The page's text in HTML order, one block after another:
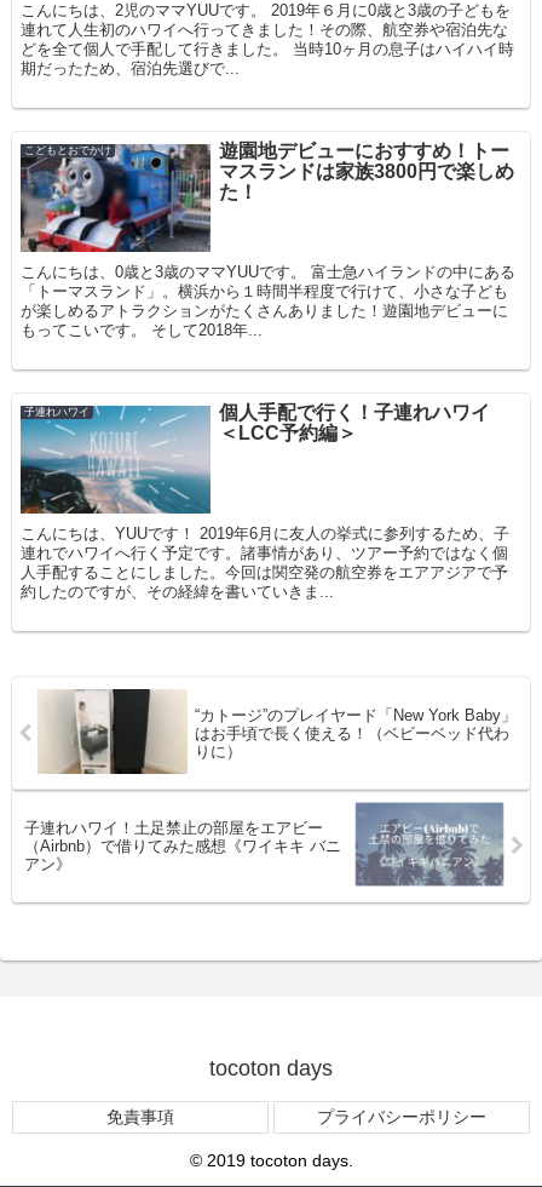
こんにちは、2児のママYUUです。 2019年６月に0歳と3歳の子どもを
連れて人生初のハワイへ行ってきました！その際、航空券や宿泊先な
どを全て個人で手配して行きました。 当時10ヶ月の息子はハイハイ時
期だったため、宿泊先選びで...
こどもとおでかけ
遊園地デビューにおすすめ！トー
マスランドは家族3800円で楽しめ
た！
こんにちは、0歳と3歳のママYUUです。 富士急ハイランドの中にある
「トーマスランド」。横浜から１時間半程度で行けて、小さな子ども
が楽しめるアトラクションがたくさんありました！遊園地デビューに
もってこいです。 そして2018年...
子連れハワイ
個人手配で行く！子連れハワイ
＜LCC予約編＞
こんにちは、YUUです！ 2019年6月に友人の挙式に参列するため、子
連れでハワイへ行く予定です。諸事情があり、ツアー予約ではなく個
人手配することにしました。今回は関空発の航空券をエアアジアで予
約したのですが、その経緯を書いていきま...
“カトージ”のプレイヤード「New York Baby」
はお手頃で長く使える！（ベビーベッド代わ
りに）
子連れハワイ！土足禁止の部屋をエアビー
（Airbnb）で借りてみた感想《ワイキキ バニ
アン》
tocoton days
免責事項 プライバシーポリシー
© 2019 tocoton days.